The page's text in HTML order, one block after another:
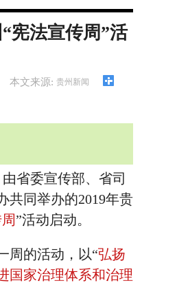
宪法宣传周”活
本文来源: 贵州新闻
省委宣传部、省司
共同举办的2019年贵
”活动启动。
的活动，以“弘扬
国家治理体系和治理